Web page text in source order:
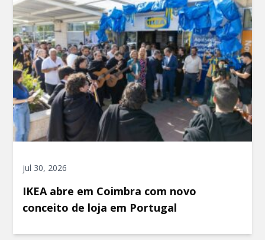
jul 30, 2026
IKEA abre em Coimbra com novo
conceito de loja em Portugal